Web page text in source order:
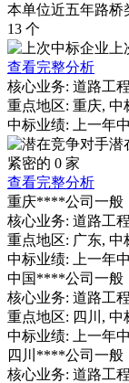
本单位近五年路桥
13 个
查看完整分析
核心业务: 道路工程
重点地区: 重庆, 中
中标业绩:
上一年
潜
紧密的 0 家
查看完整分析
重庆****公司 一般
核心业务: 道路工程
重点地区: 广东, 中
中标业绩:
上一年
中国****公司 一般
核心业务: 道路工程
重点地区: 四川 , 中
中标业绩:
上一年
四川****公司 一般
核心业务: 道路工程